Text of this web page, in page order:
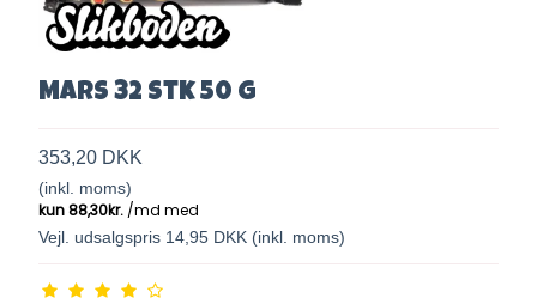
Mars 32 stk 50 g
353,20 DKK
(inkl. moms)
Vejl. udsalgspris 14,95 DKK (inkl. moms)